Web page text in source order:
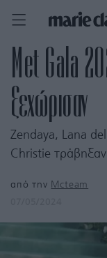
Met Gala
ξεχώρισαν
Zendaya, Lana
Christie
από την Mcteam